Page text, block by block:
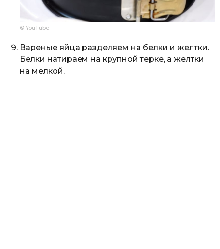
© YouTube
Вареные яйца разделяем на белки и желтки.
Белки натираем на крупной терке, а желтки
на мелкой.